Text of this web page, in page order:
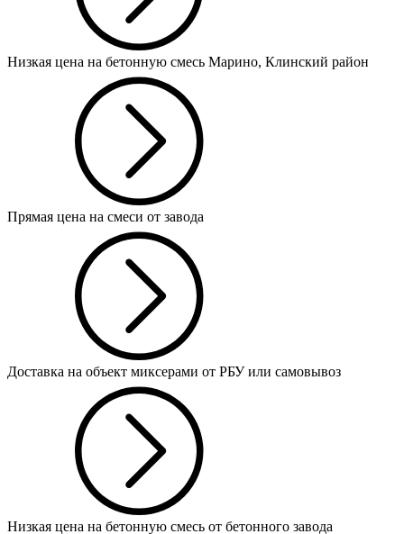
Низкая цена на бетонную смесь Марино, Клинский район
Прямая цена на смеси от завода
Доставка на объект миксерами от РБУ или самовывоз
Низкая цена на бетонную смесь от бетонного завода